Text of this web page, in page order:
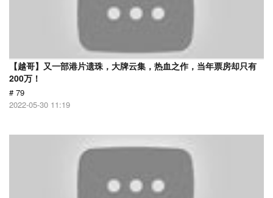
【越哥】又一部港片遗珠，大牌云集，热血之作，当年票房却只有
200万！
# 79
2022-05-30 11:19